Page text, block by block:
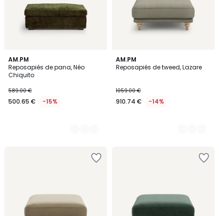
AM.PM
Reposapiés de pana, Néo
Chiquito
589.00 €
500.65 € -15%
2
Colores
AM.PM
Reposapiés de tweed, Lazare
1059.00 €
910.74 € -14%
3
Colores